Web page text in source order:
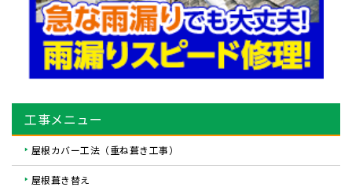
工事メニュー
屋根カバー工法（重ね葺き工事）
屋根葺き替え